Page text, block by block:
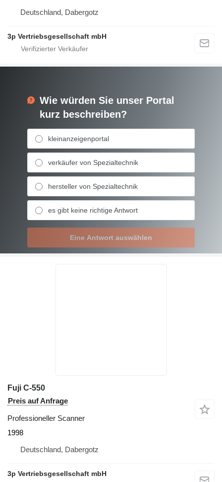
Deutschland, Dabergotz
3p Vertriebsgesellschaft mbH
Wie würden Sie unser Portal
kurz beschreiben?
kleinanzeigenportal
verkäufer von Spezialtechnik
hersteller von Spezialtechnik
es gibt keine richtige Antwort
Eine Antwort auswählen
Fuji C-550
Preis auf Anfrage
Professioneller Scanner
1998
Deutschland, Dabergotz
3p Vertriebsgesellschaft mbH